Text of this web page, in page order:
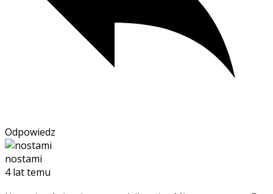
Odpowiedz
nostami
4 lat temu